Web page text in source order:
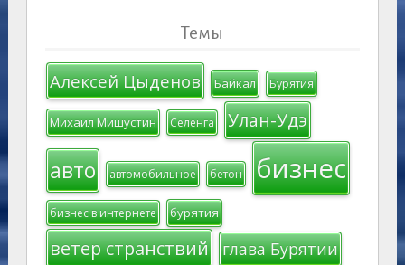
Темы
Алексей Цыденов Байкал Бурятия
Михаил Мишустин Селенга Улан-Удэ
авто автомобильное бетон бизнес
бизнес в интернете бурятия
ветер странствий глава Бурятии